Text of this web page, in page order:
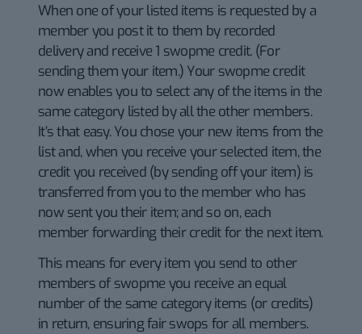
When one of your listed items is requested by a
member you post it to them by recorded
delivery and receive 1 swopme credit. (For
sending them your item.) Your swopme credit
now enables you to select any of the items in the
same category listed by all the other members.
It’s that easy. You chose your new items from the
list and, when you receive your selected item, the
credit you received (by sending off your item) is
transferred from you to the member who has
now sent you their item; and so on, each
member forwarding their credit for the next item.
This means for every item you send to other
members of swopme you receive an equal
number of the same category items (or credits)
in return, ensuring fair swops for all members.